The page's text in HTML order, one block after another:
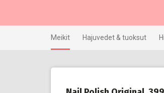
Meikit Hajuvedet & tuoksut